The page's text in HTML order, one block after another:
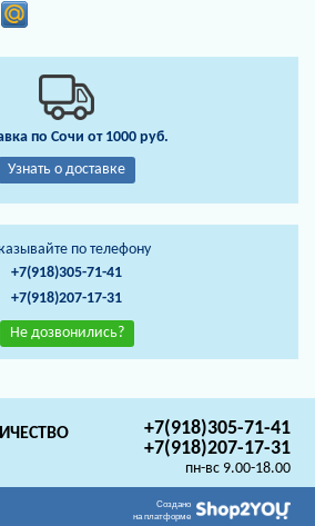
по Сочи от 1000 руб.
Узнать о доставке
по телефону
+7(918)305-71-41
+7(918)207-17-31
Не дозвонились?
+7(918)305-71-41
+7(918)207-17-31
пн-вс 9.00-18.00
Создано
на платформе